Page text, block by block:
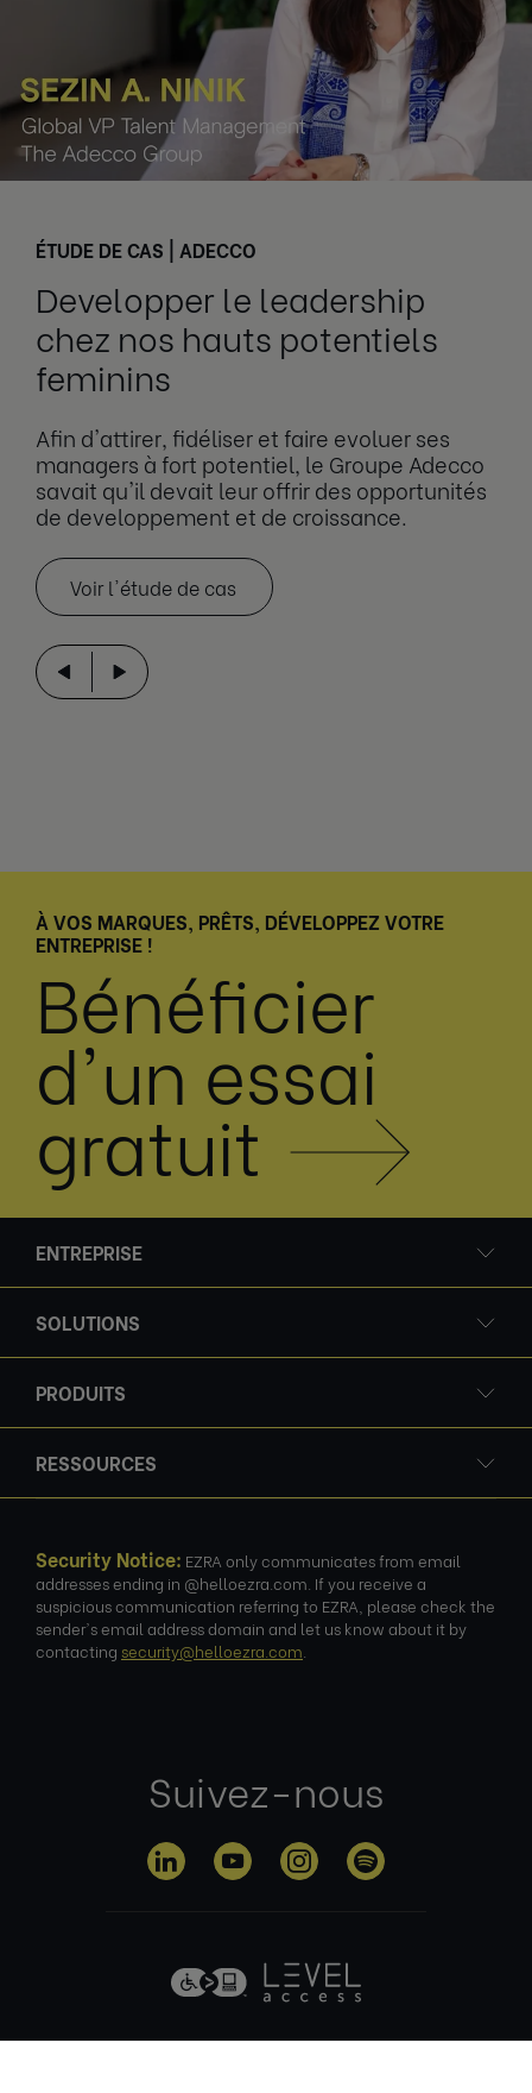
ÉTUDE DE CAS | ADECCO
Developper le leadership
chez nos hauts potentiels
feminins
Afin d'attirer, fidéliser et faire evoluer ses
managers à fort potentiel, le Groupe Adecco
savait qu'il devait leur offrir des opportunités
de developpement et de croissance.
Voir l'étude de cas
À VOS MARQUES, PRÊTS, DÉVELOPPEZ VOTRE
ENTREPRISE !
Bénéficier
d'un essai
gratuit
ENTREPRISE
SOLUTIONS
PRODUITS
RESSOURCES
Security Notice: EZRA only communicates from email
addresses ending in @helloezra.com. If you receive a
suspicious communication referring to EZRA, please check the
sender's email address domain and let us know about it by
contacting security@helloezra.com
Suivez-nous